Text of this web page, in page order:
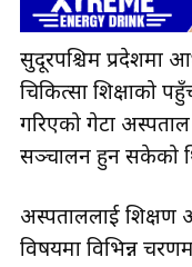
सुदूरपश्चिम प्रदेशमा
चिकित्सा शिक्षाको
गरिएको गेटा
सञ्चालन हुन सकेको
अस्पताललाई शिक्षण
विषयमा विभिन्न